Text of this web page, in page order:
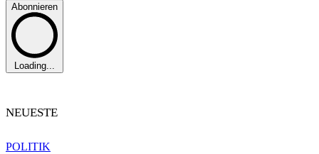
Abonnieren
Loading...
NEUESTE
POLITIK